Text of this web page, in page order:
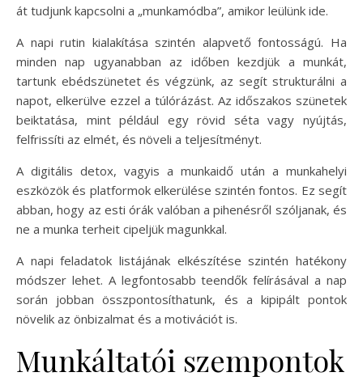
át tudjunk kapcsolni a „munkamódba”, amikor leülünk ide.
A napi rutin kialakítása szintén alapvető fontosságú. Ha
minden nap ugyanabban az időben kezdjük a munkát,
tartunk ebédszünetet és végzünk, az segít strukturálni a
napot, elkerülve ezzel a túlórázást. Az időszakos szünetek
beiktatása, mint például egy rövid séta vagy nyújtás,
felfrissíti az elmét, és növeli a teljesítményt.
A digitális detox, vagyis a munkaidő után a munkahelyi
eszközök és platformok elkerülése szintén fontos. Ez segít
abban, hogy az esti órák valóban a pihenésről szóljanak, és
ne a munka terheit cipeljük magunkkal.
A napi feladatok listájának elkészítése szintén hatékony
módszer lehet. A legfontosabb teendők felírásával a nap
során jobban összpontosíthatunk, és a kipipált pontok
növelik az önbizalmat és a motivációt is.
Munkáltatói szempontok